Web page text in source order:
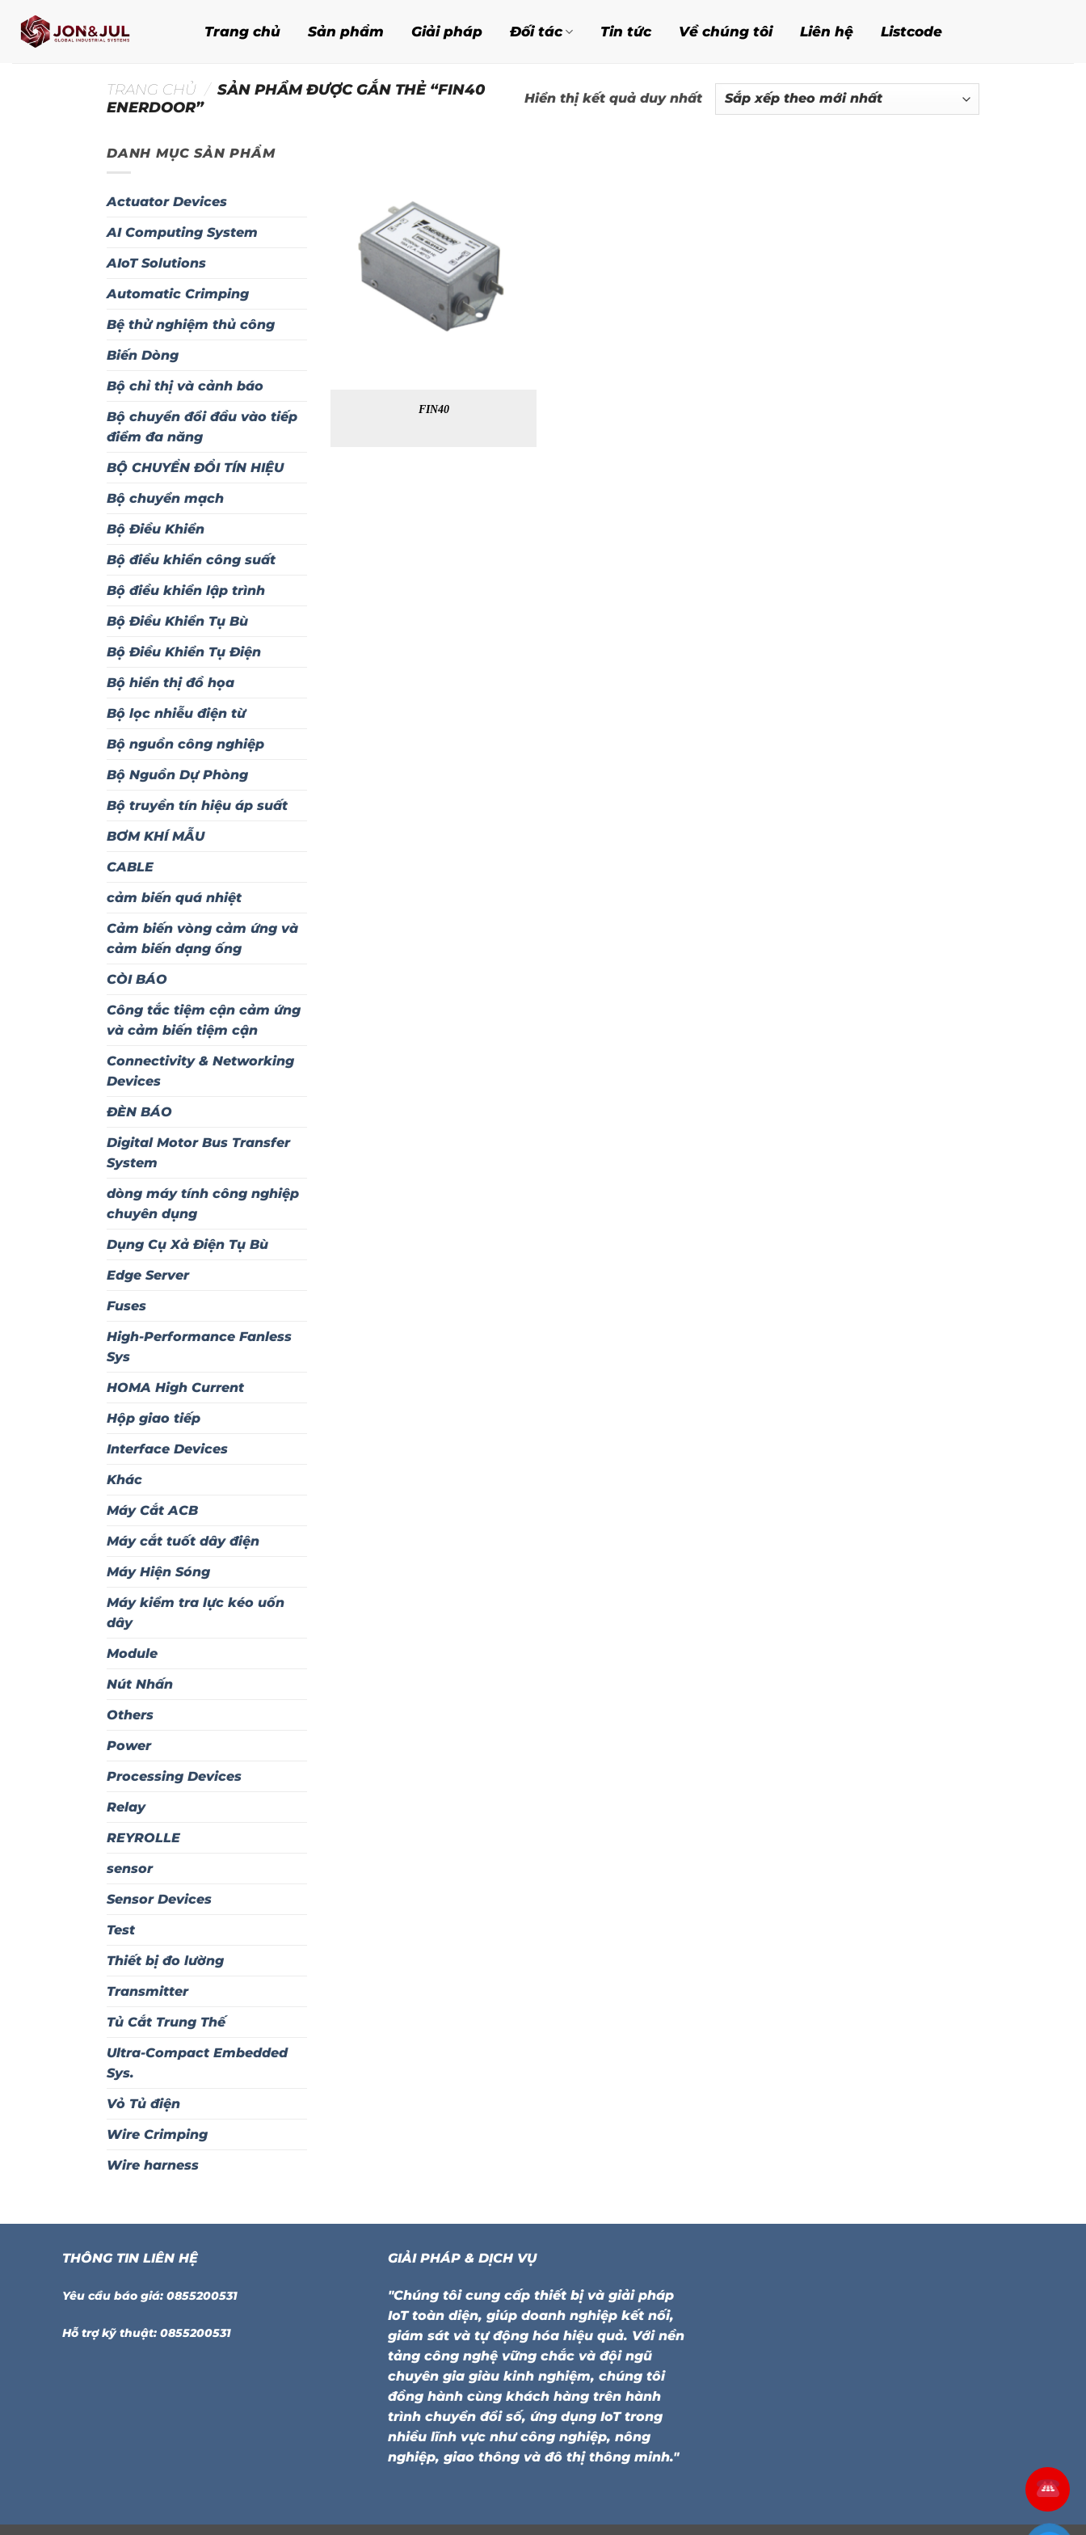
qua
Trang chủ Sản phẩm Giải pháp Đối tác Tin tức Về chúng tôi Liên hệ Listcode
TRANG CHỦ / SẢN PHẨM ĐƯỢC GẮN THẺ “FIN40
ENERDOOR”
Hiển thị kết quả duy nhất
DANH MỤC SẢN PHẨM
Actuator Devices
AI Computing System
AIoT Solutions
Automatic Crimping
Bệ thử nghiệm thủ công
Biến Dòng
Bộ chỉ thị và cảnh báo
Bộ chuyển đổi đầu vào tiếp
điểm đa năng
BỘ CHUYỂN ĐỔI TÍN HIỆU
Bộ chuyển mạch
Bộ Điều Khiển
Bộ điều khiển công suất
Bộ điều khiển lập trình
Bộ Điều Khiển Tụ Bù
Bộ Điều Khiển Tụ Điện
Bộ hiển thị đồ họa
Bộ lọc nhiễu điện từ
Bộ nguồn công nghiệp
Bộ Nguồn Dự Phòng
Bộ truyền tín hiệu áp suất
BƠM KHÍ MẪU
CABLE
cảm biến quá nhiệt
Cảm biến vòng cảm ứng và
cảm biến dạng ống
CÒI BÁO
Công tắc tiệm cận cảm ứng
và cảm biến tiệm cận
Connectivity & Networking
Devices
ĐÈN BÁO
Digital Motor Bus Transfer
System
dòng máy tính công nghiệp
chuyên dụng
Dụng Cụ Xả Điện Tụ Bù
Edge Server
Fuses
High-Performance Fanless
Sys
HOMA High Current
Hộp giao tiếp
Interface Devices
Khác
Máy Cắt ACB
Máy cắt tuốt dây điện
Máy Hiện Sóng
Máy kiểm tra lực kéo uốn
dây
Module
Nút Nhấn
Others
Power
Processing Devices
Relay
REYROLLE
sensor
Sensor Devices
Test
Thiết bị đo lường
Transmitter
Tủ Cắt Trung Thế
Ultra-Compact Embedded
Sys.
Vỏ Tủ điện
Wire Crimping
Wire harness
FIN40
THÔNG TIN LIÊN HỆ
Yêu cầu báo giá: 0855200531
Hỗ trợ kỹ thuật: 0855200531
GIẢI PHÁP & DỊCH VỤ
"Chúng tôi cung cấp thiết bị và giải pháp
IoT toàn diện, giúp doanh nghiệp kết nối,
giám sát và tự động hóa hiệu quả. Với nền
tảng công nghệ vững chắc và đội ngũ
chuyên gia giàu kinh nghiệm, chúng tôi
đồng hành cùng khách hàng trên hành
trình chuyển đổi số, ứng dụng IoT trong
nhiều lĩnh vực như công nghiệp, nông
nghiệp, giao thông và đô thị thông minh."